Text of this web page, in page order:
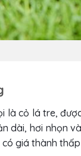
là cỏ lá tre,
dài, hơi nhọn
có giá thành